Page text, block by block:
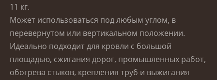
11 кг.
Может использоваться под любым углом, в
перевернутом или вертикальном положении.
Идеально подходит для кровли с большой
площадью, сжигания дорог, промышленных работ,
обогрева стыков, крепления труб и выжигания